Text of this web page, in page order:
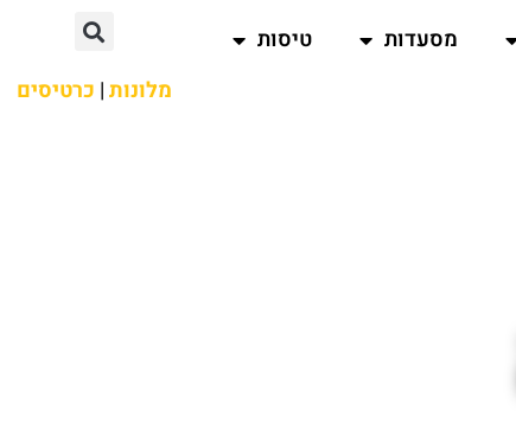
מסעדות
טיסות
מלונות| כרטיסים